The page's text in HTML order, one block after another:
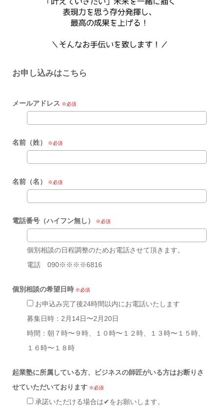
お申し込みはこちら
メールアドレス ※必須
名前（姓） ※必須
名前（名） ※必須
電話番号（ハイフン無し） ※必須
個別相談の日程調整のためお電話させて頂きます。
電話 090※※※※6816
個別相談の希望日時※必須
お申込み完了後24時間以内にお電話いたします
募集日時：2月14日〜2月20日
時間：朝７時〜９時、１０時〜１２時、１３時〜１５時、
１６時〜１８時
起業塾に所属している方、ビジネスの師匠がいる方はお断りさ
せていただいております※必須
承諾いただける場合は✔をお願いします。